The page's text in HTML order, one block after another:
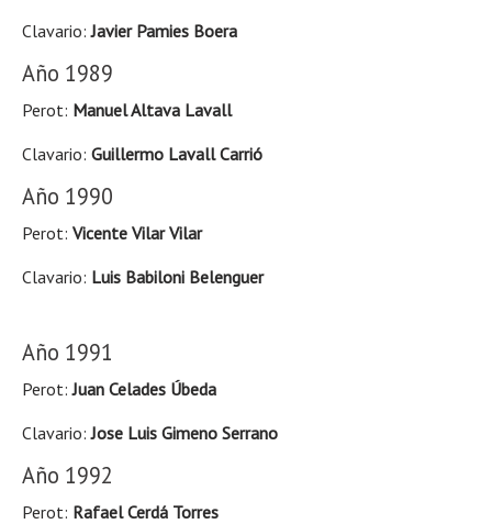
Clavario:Javier Pamies Boera
Año 1989
Perot: Manuel Altava Lavall
Clavario: Guillermo Lavall Carrió
Año 1990
Perot: Vicente Vilar Vilar
Clavario: Luis Babiloni Belenguer
Año 1991
Perot:Juan Celades Úbeda
Clavario:Jose Luis Gimeno Serrano
Año 1992
Perot: Rafael Cerdá Torres